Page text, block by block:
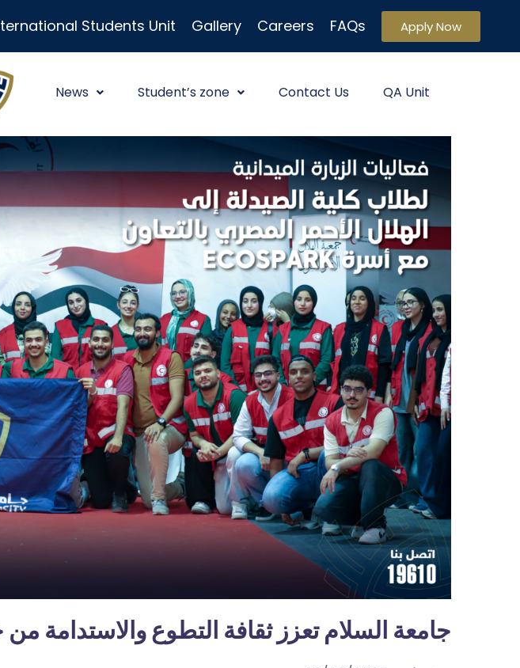
Students Unit Gallery Careers FAQs Apply Now
News Student’s zone Contact Us QA Unit
جامعة السلام تعزز ثقافة التطوع والاستدامة